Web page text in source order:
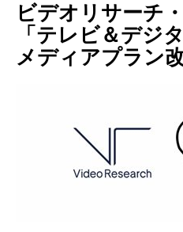
ビデオリサーチ
「テレビ＆デジ
メディアプラン